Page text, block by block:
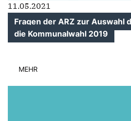
11.05.2021
Fragen der ARZ zur Auswahl
die Kommunalwahl 2019
MEHR